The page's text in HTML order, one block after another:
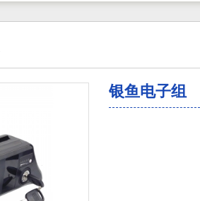
银鱼电子组